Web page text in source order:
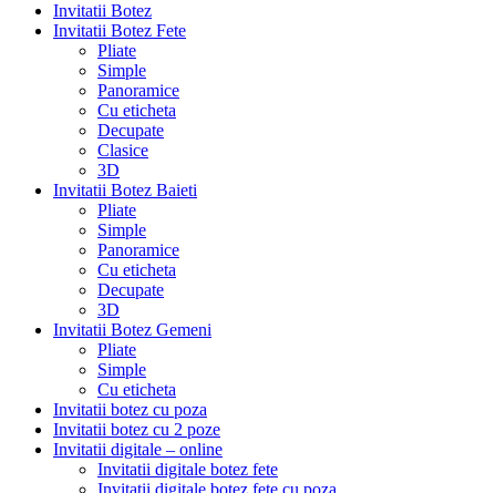
Invitatii Botez
Invitatii Botez Fete
Pliate
Simple
Panoramice
Cu eticheta
Decupate
Clasice
3D
Invitatii Botez Baieti
Pliate
Simple
Panoramice
Cu eticheta
Decupate
3D
Invitatii Botez Gemeni
Pliate
Simple
Cu eticheta
Invitatii botez cu poza
Invitatii botez cu 2 poze
Invitatii digitale – online
Invitatii digitale botez fete